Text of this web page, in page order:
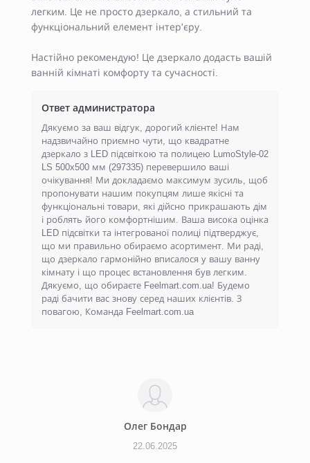
легким. Це не просто дзеркало, а стильний та
функціональний елемент інтер'єру.
Настійно рекомендую! Це дзеркало додасть вашій
ванній кімнаті комфорту та сучасності.
Ответ администратора
Дякуємо за ваш відгук, дорогий клієнте! Нам
надзвичайно приємно чути, що квадратне
дзеркало з LED підсвіткою та полицею LumoStyle-02
LS 500x500 мм (297335) перевершило ваші
очікування! Ми докладаємо максимум зусиль, щоб
пропонувати нашим покупцям лише якісні та
функціональні товари, які дійсно прикрашають дім
і роблять його комфортнішим. Ваша висока оцінка
LED підсвітки та інтегрованої полиці підтверджує,
що ми правильно обираємо асортимент. Ми раді,
що дзеркало гармонійно вписалося у вашу ванну
кімнату і що процес встановлення був легким.
Дякуємо, що обираєте Feelmart.com.ua! Будемо
раді бачити вас знову серед наших клієнтів. З
повагою, Команда Feelmart.com.ua
Олег Бондар
22.06.2025